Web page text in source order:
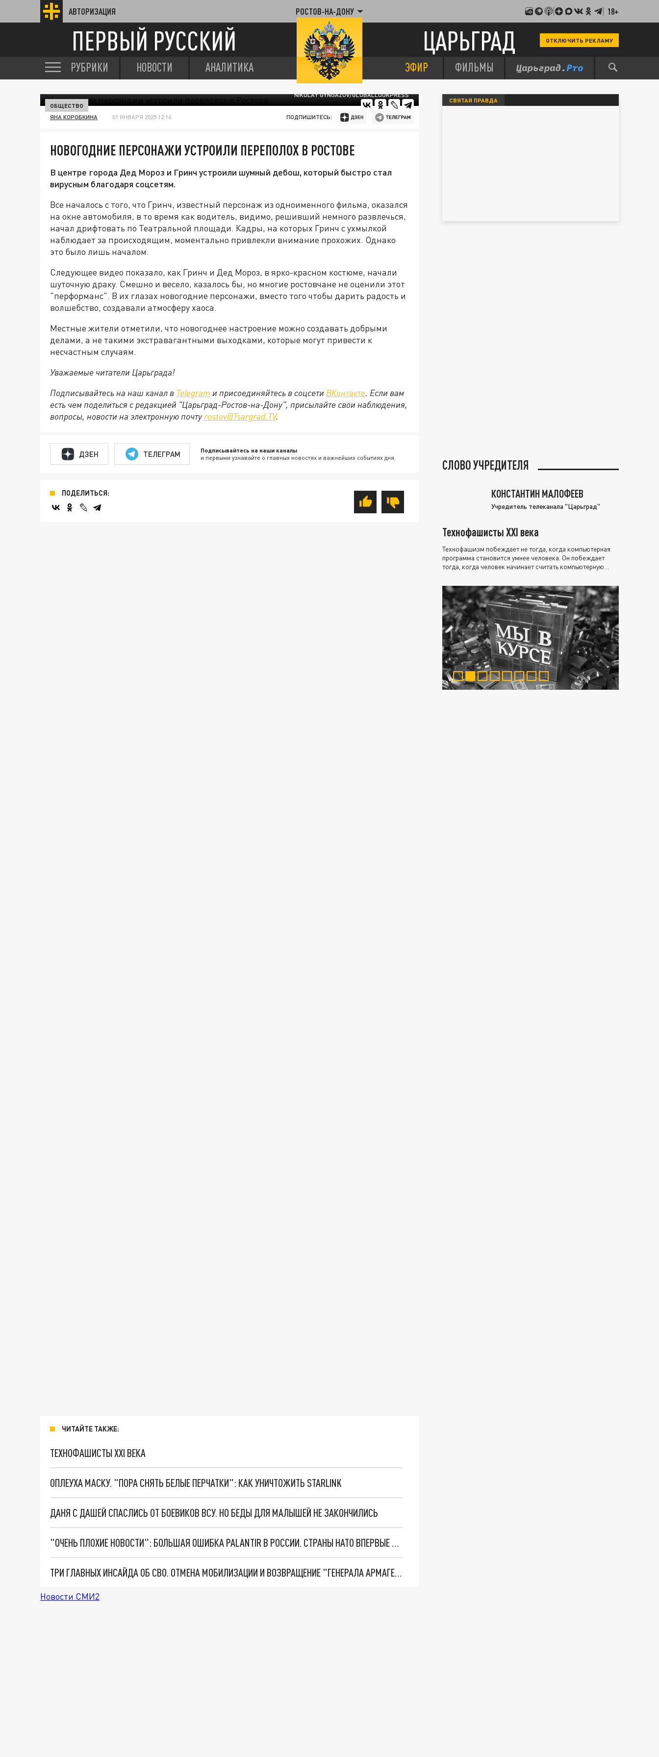
АВТОРИЗАЦИЯ РОСТОВ-НА-ДОНУ 18+
ПЕРВЫЙ РУССКИЙ ЦАРЬГРАД ОТКЛЮЧИТЬ РЕКЛАМУ
РУБРИКИ НОВОСТИ АНАЛИТИКА ЭФИР ФИЛЬМЫ
NIKOLAY GYNGAZOV/GLOBALLOOKPRESS
ОБЩЕСТВО
ЯНА КОРОБКИНА 01 ЯНВАРЯ 2025 12:16 ПОДПИШИТЕСЬ:
НОВОГОДНИЕ ПЕРСОНАЖИ УСТРОИЛИ ПЕРЕПОЛОХ В РОСТОВЕ
В центре города Дед Мороз и Гринч устроили шумный дебош, который быстро стал
вирусным благодаря соцсетям.
Все началось с того, что Гринч, известный персонаж из одноименного фильма, оказался
на окне автомобиля, в то время как водитель, видимо, решивший немного развлечься,
начал дрифтовать по Театральной площади. Кадры, на которых Гринч с ухмылкой
наблюдает за происходящим, моментально привлекли внимание прохожих. Однако
это было лишь началом.
Следующее видео показало, как Гринч и Дед Мороз, в ярко-красном костюме, начали
шуточную драку. Смешно и весело, казалось бы, но многие ростовчане не оценили этот
"перформанс". В их глазах новогодние персонажи, вместо того чтобы дарить радость и
волшебство, создавали атмосферу хаоса.
Местные жители отметили, что новогоднее настроение можно создавать добрыми
делами, а не такими экстравагантными выходками, которые могут привести к
несчастным случаям.
Уважаемые читатели Царьграда!
Подписывайтесь на наш канал в Telegram и присоединяйтесь в соцсети ВКонтакте. Если вам
есть чем поделиться с редакцией "Царьград-Ростов-на-Дону", присылайте свои наблюдения,
вопросы, новости на электронную почту rostov@Tsargrad.ТV.
ДЗЕН ТЕЛЕГРАМ Подписывайтесь на наши каналы
и первыми узнавайте о главных новостях и важнейших событиях дня.
ПОДЕЛИТЬСЯ:
ЧИТАЙТЕ ТАКЖЕ:
ТЕХНОФАШИСТЫ XXI ВЕКА
ОПЛЕУХА МАСКУ. "ПОРА СНЯТЬ БЕЛЫЕ ПЕРЧАТКИ": КАК УНИЧТОЖИТЬ STARLINK
ДАНЯ С ДАШЕЙ СПАСЛИСЬ ОТ БОЕВИКОВ ВСУ. НО БЕДЫ ДЛЯ МАЛЫШЕЙ НЕ ЗАКОНЧИЛИСЬ
"ОЧЕНЬ ПЛОХИЕ НОВОСТИ": БОЛЬШАЯ ОШИБКА PALANTIR В РОССИИ. СТРАНЫ НАТО ВПЕРВЫЕ ЗА СВО ОСТАНОВИЛИ ПОСТАВКИ ОРУЖИЯ. ВСУ ТЕРЯЮТ ПРИГРАНИЧЬЕ?
ТРИ ГЛАВНЫХ ИНСАЙДА ОБ СВО. ОТМЕНА МОБИЛИЗАЦИИ И ВОЗВРАЩЕНИЕ "ГЕНЕРАЛА АРМАГЕДДОНА"? ОТЛИЧНЫЕ НОВОСТИ, КОТОРЫЕ ЖДАЛИ ВСЕ
Новости СМИ2
СВЯТАЯ ПРАВДА
СЛОВО УЧРЕДИТЕЛЯ
КОНСТАНТИН МАЛОФЕЕВ
Учредитель телеканала "Царьград"
Технофашисты XXI века
Технофашизм побеждает не тогда, когда компьютерная
программа становится умнее человека. Он побеждает
тогда, когда человек начинает считать компьютерную